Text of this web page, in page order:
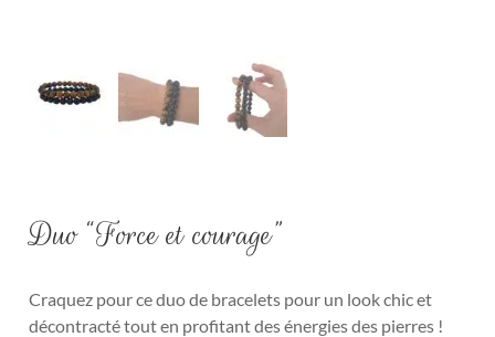
Duo “Force et courage”
Craquez pour ce duo de bracelets pour un look chic et
décontracté tout en profitant des énergies des pierres !